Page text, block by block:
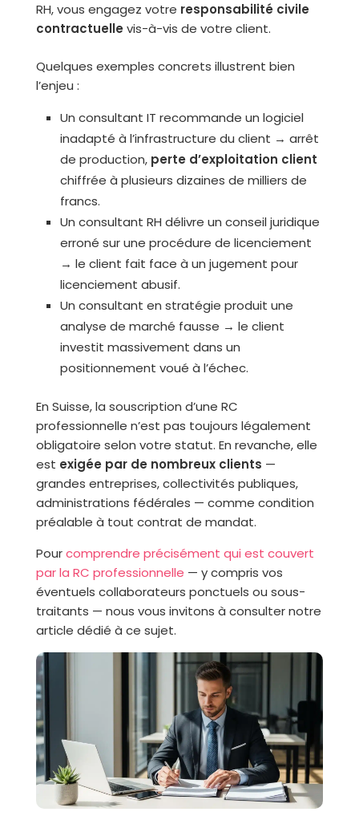
RH, vous engagez votre responsabilité civile
contractuelle vis-à-vis de votre client.
Quelques exemples concrets illustrent bien
l’enjeu :
Un consultant IT recommande un logiciel
inadapté à l’infrastructure du client → arrêt
de production, perte d’exploitation client
chiffrée à plusieurs dizaines de milliers de
francs.
Un consultant RH délivre un conseil juridique
erroné sur une procédure de licenciement
→ le client fait face à un jugement pour
licenciement abusif.
Un consultant en stratégie produit une
analyse de marché fausse → le client
investit massivement dans un
positionnement voué à l’échec.
En Suisse, la souscription d’une RC
professionnelle n’est pas toujours légalement
obligatoire selon votre statut. En revanche, elle
est exigée par de nombreux clients —
grandes entreprises, collectivités publiques,
administrations fédérales — comme condition
préalable à tout contrat de mandat.
Pourcomprendre précisément qui est couvert
par la RC professionnelle — y compris vos
éventuels collaborateurs ponctuels ou sous-
traitants — nous vous invitons à consulter notre
article dédié à ce sujet.